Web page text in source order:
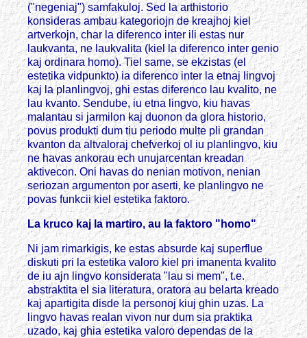
("negeniaj") samfakuloj. Sed la arthistorio
konsideras ambau kategoriojn de kreajhoj kiel
artverkojn, char la diferenco inter ili estas nur
laukvanta, ne laukvalita (kiel la diferenco inter genio
kaj ordinara homo). Tiel same, se ekzistas (el
estetika vidpunkto) ia diferenco inter la etnaj lingvoj
kaj la planlingvoj, ghi estas diferenco lau kvalito, ne
lau kvanto. Sendube, iu etna lingvo, kiu havas
malantau si jarmilon kaj duonon da glora historio,
povus produkti dum tiu periodo multe pli grandan
kvanton da altvaloraj chefverkoj ol iu planlingvo, kiu
ne havas ankorau ech unujarcentan kreadan
aktivecon. Oni havas do nenian motivon, nenian
seriozan argumenton por aserti, ke planlingvo ne
povas funkcii kiel estetika faktoro.
La kruco kaj la martiro, au la faktoro "homo"
Ni jam rimarkigis, ke estas absurde kaj superflue
diskuti pri la estetika valoro kiel pri imanenta kvalito
de iu ajn lingvo konsiderata "lau si mem", t.e.
abstraktita el sia literatura, oratora au belarta kreado
kaj apartigita disde la personoj kiuj ghin uzas. La
lingvo havas realan vivon nur dum sia praktika
uzado, kaj ghia estetika valoro dependas de la